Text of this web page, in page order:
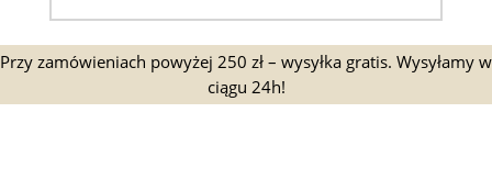
Przy zamówieniach powyżej 250 zł – wysyłka gratis. Wysyłamy w
ciągu 24h!